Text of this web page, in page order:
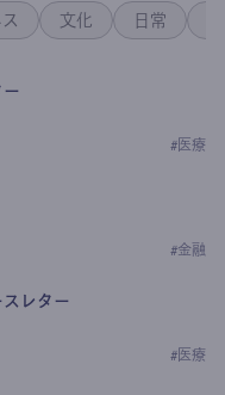
文化 日常
# 医療
#金融
レター
# 医療